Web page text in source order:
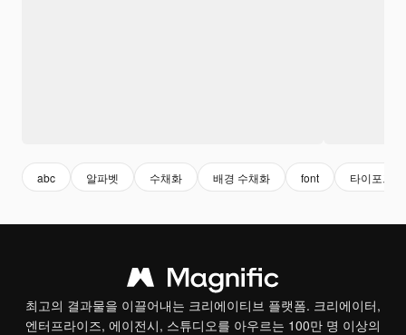
abc 알파벳 수채화 배경 수채화 font 타이포그
최고의 결과물을 이끌어내는 크리에이티브 플랫폼. 크리에이터,
엔터프라이즈, 에이전시, 스튜디오를 아우르는 100만 명 이상의